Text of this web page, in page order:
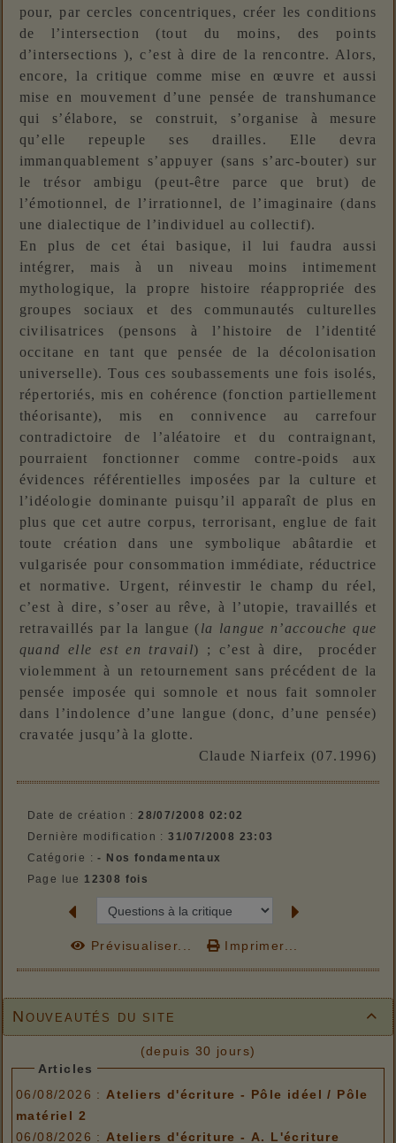

Nouveautés du site
(depuis 30 jours)
Articles
06/08/2026 : Ateliers d'écriture - Pôle idéel / Pôle
matériel 2
06/08/2026 : Ateliers d'écriture - A. L'écriture
pour, par cercles concentriques, créer les conditions
de l’intersection (tout du moins, des points
d’intersections ), c’est à dire de la rencontre. Alors,
encore, la critique comme mise en œuvre et aussi
mise en mouvement d’une pensée de transhumance
qui s’élabore, se construit, s’organise à mesure
qu’elle repeuple ses drailles. Elle devra
immanquablement s’appuyer (sans s’arc-bouter) sur
le trésor ambigu (peut-être parce que brut) de
l’émotionnel, de l’irrationnel, de l’imaginaire (dans
une dialectique de l’individuel au collectif).
En plus de cet étai basique, il lui faudra aussi
intégrer, mais à un niveau moins intimement
mythologique, la propre histoire réappropriée des
groupes sociaux et des communautés culturelles
civilisatrices (pensons à l’histoire de l’identité
occitane en tant que pensée de la décolonisation
universelle). Tous ces soubassements une fois isolés,
répertoriés, mis en cohérence (fonction partiellement
théorisante), mis en connivence au carrefour
contradictoire de l’aléatoire et du contraignant,
pourraient fonctionner comme contre-poids aux
évidences référentielles imposées par la culture et
l’idéologie dominante puisqu’il apparaît de plus en
plus que cet autre corpus, terrorisant, englue de fait
toute création dans une symbolique abâtardie et
vulgarisée pour consommation immédiate, réductrice
et normative. Urgent, réinvestir le champ du réel,
c’est à dire, s’oser au rêve, à l’utopie, travaillés et
retravaillés par la langue (la langue n’accouche que
quand elle est en travail) ; c’est à dire, procéder
violemment à un retournement sans précédent de la
pensée imposée qui somnole et nous fait somnoler
dans l’indolence d’une langue (donc, d’une pensée)
cravatée jusqu’à la glotte.
Claude Niarfeix (07.1996)
Date de création :28/07/2008 02:02
Dernière modification :31/07/2008 23:03
Catégorie :- Nos fondamentaux
Page lue 12308 fois
Prévisualiser... Imprimer...